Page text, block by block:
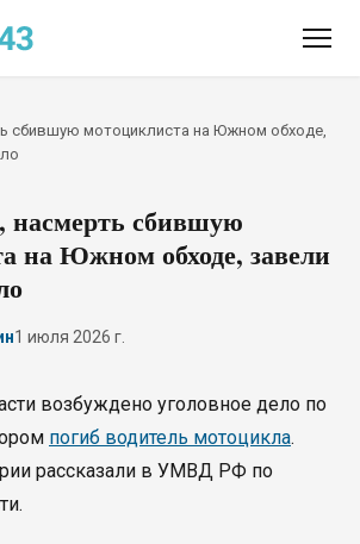
сбившую мотоциклиста на Южном обходе,
сбившую
на Южном обходе, завели
1 июля 2026 г.
возбуждено уголовное дело по
погиб водитель мотоцикла.
рассказали в УМВД РФ по